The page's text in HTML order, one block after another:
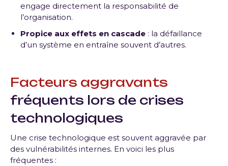
engage directement la responsabilité de
l’organisation.
Propice aux effets en cascade : la défaillance
d’un système en entraîne souvent d’autres.
Facteurs aggravants
fréquents lors de crises
technologiques
Une crise technologique est souvent aggravée par
des vulnérabilités internes. En voici les plus
fréquentes :